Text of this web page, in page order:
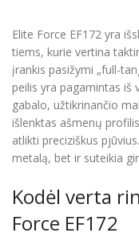
Elite Force EF172 yra
tiems, kurie vertina
įrankis pasižymi „full-
peilis yra pagamintas iš
gabalo, užtikrinančio
išlenktas ašmenų
atlikti preciziškus
metalą, bet ir suteikia
Kodėl verta
Force EF172